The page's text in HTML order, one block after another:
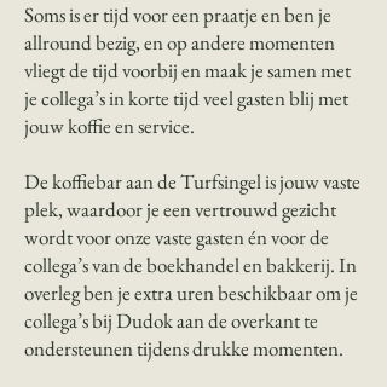
Soms is er tijd voor een praatje en ben je
allround bezig, en op andere momenten
vliegt de tijd voorbij en maak je samen met
je collega’s in korte tijd veel gasten blij met
jouw koffie en service.
De koffiebar aan de Turfsingel is jouw vaste
plek, waardoor je een vertrouwd gezicht
wordt voor onze vaste gasten én voor de
collega’s van de boekhandel en bakkerij. In
overleg ben je extra uren beschikbaar om je
collega’s bij Dudok aan de overkant te
ondersteunen tijdens drukke momenten.